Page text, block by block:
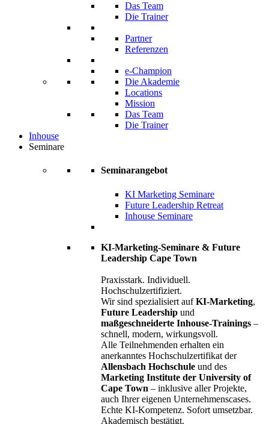
Das Team
Die Trainer
Partner
Referenzen
e-Champion
Die Akademie
Locations
Mission
Das Team
Die Trainer
Inhouse
Seminare
Seminarangebot
KI Marketing Seminare
Future Leadership Retreat
Inhouse Seminare
KI-Marketing-Seminare & Future
Leadership Cape Town
Praxisstark. Individuell.
Hochschulzertifiziert.
Wir sind spezialisiert aufKI-Marketing,
Future Leadership und
maßgeschneiderte Inhouse-Trainings –
schnell, modern, wirkungsvoll.
Alle Teilnehmenden erhalten ein
anerkanntes Hochschulzertifikat der
Allensbach Hochschule und des
Marketing Institute der University of
Cape Town – inklusive aller Projekte,
auch Ihrer eigenen Unternehmenscases.
Echte KI-Kompetenz. Sofort umsetzbar.
Akademisch bestätigt.